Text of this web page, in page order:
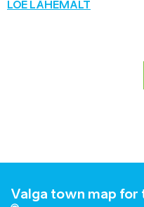
LOE LÄHEMALT
Valga town map for